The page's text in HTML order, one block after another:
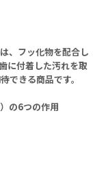
、フッ化物を配合し
に付着した汚れを取
できる商品です。
の6つの作用